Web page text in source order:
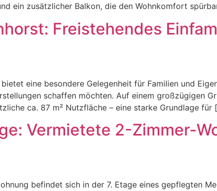
ein zusätzlicher Balkon, die den Wohnkomfort
Freistehendes
eine besondere Gelegenheit für Familien und
schaffen möchten. Auf einem großzügigen
ca. 87 m² Nutzfläche – eine starke Grundlage für
Vermietete 2-Zimmer-
befindet sich in der 7. Etage eines gepflegten